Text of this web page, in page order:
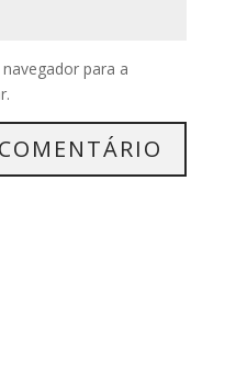
para a